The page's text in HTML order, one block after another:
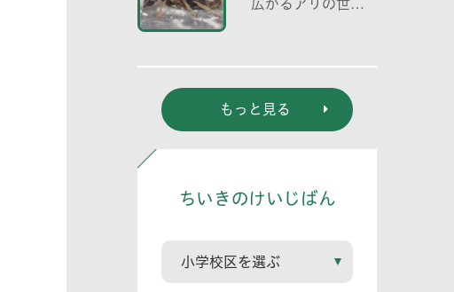
広がるアリの世界
割」
もっと見る
ちいきのけいじばん